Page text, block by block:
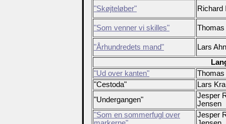
"Skøjteløber"
Richard
"Som venner vi skilles" Thomas
"Århundredets mand"
Lars
"Ud over kanten"
Thomas
"Cestoda"
Lars
"Undergangen"
Jesper
Jensen
"Som en sommerfugl over
Jesper